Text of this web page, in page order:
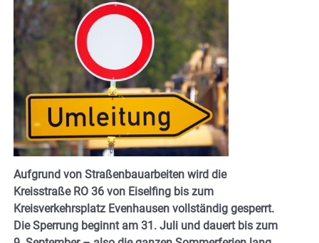
Aufgrund von Straßenbauarbeiten wird die
Kreisstraße RO 36 von Eiselfing bis zum
Kreisverkehrsplatz Evenhausen vollständig gesperrt.
Die Sperrung beginnt am 31. Juli und dauert bis zum